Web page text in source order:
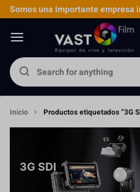
Somos una importante
Inicio Productos etiquetados “3G
3G SDI